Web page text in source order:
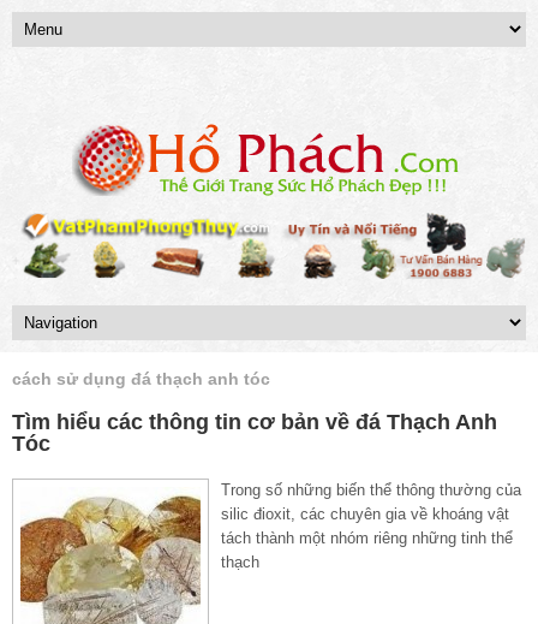
cách sử dụng đá thạch anh tóc
Tìm hiểu các thông tin cơ bản về đá Thạch Anh
Tóc
Trong số những biến thể thông thường của
silic đioxit, các chuyên gia về khoáng vật
tách thành một nhóm riêng những tinh thể
thạch